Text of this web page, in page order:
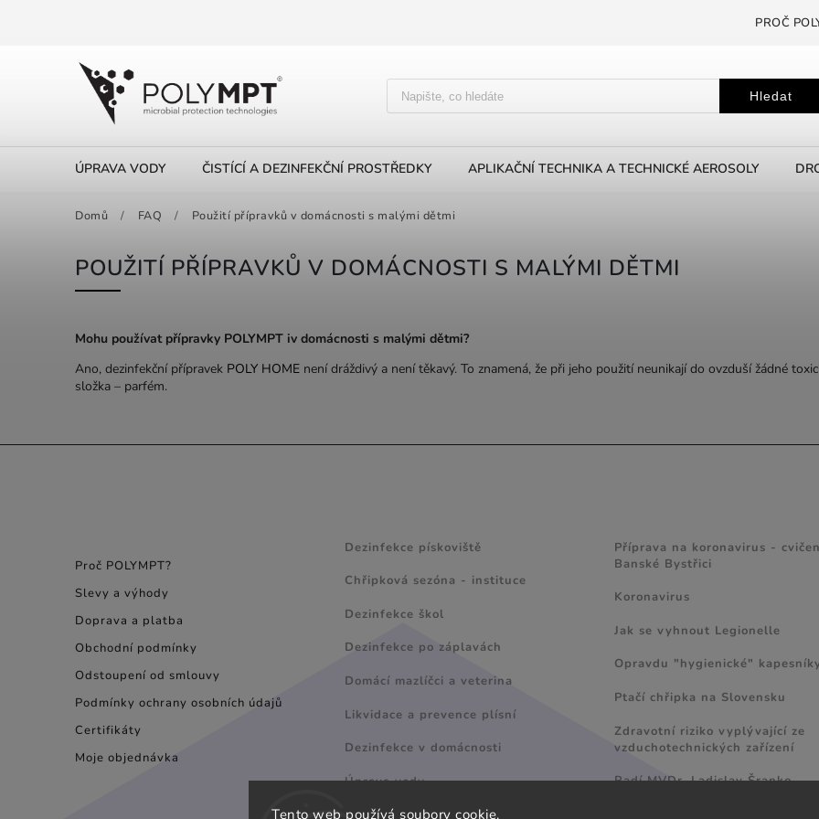
Tento web používá soubory cookie.
PROČ
Hledat
ÚPRAVA VODY ČISTÍCÍ A DEZINFEKČNÍ PROSTŘEDKY APLIKAČNÍ TECHNIKA A TECHNICKÉ AEROSOLY
Domů / FAQ / Použití přípravků v domácnosti s malými dětmi
POUŽITÍ PŘÍPRAVKŮ V DOMÁCNOSTI S MALÝMI DĚTMI
Mohu používat přípravky POLYMPT iv domácnosti s malými dětmi?
Ano, dezinfekční přípravek POLY HOME není dráždivý a není těkavý. To znamená, že při jeho použití neunikají do ovzduší žádné
složka – parfém.
Proč POLYMPT?
Slevy a výhody
Doprava a platba
Obchodní podmínky
Odstoupení od smlouvy
Podmínky ochrany osobních údajů
Certifikáty
Moje objednávka
Dezinfekce pískoviště
Chřipková sezóna - instituce
Dezinfekce škol
Dezinfekce po záplavách
Domácí mazlíčci a veterina
Likvidace a prevence plísní
Dezinfekce v domácnosti
Úprava vody
Příprava na koronavirus -
Banské Bystřici
Koronavirus
Jak se vyhnout Legionelle
Opravdu "hygienické"
Ptačí chřipka na Slovensku
Zdravotní riziko vyplývající ze
vzduchotechnických zařízení
Radí MVDr. Ladislav Šranko